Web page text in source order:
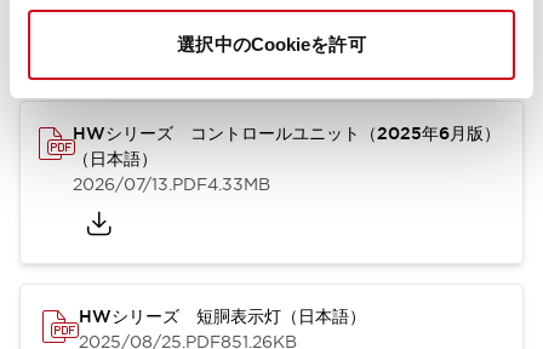
選択中のCookieを許可
取扱説明書 CAD 規格・認証
HWシリーズ コントロールユニット（2025年6月版）
（日本語）
2026/07/13.PDF4.33MB
HWシリーズ 短胴表示灯（日本語）
2025/08/25.PDF851.26KB